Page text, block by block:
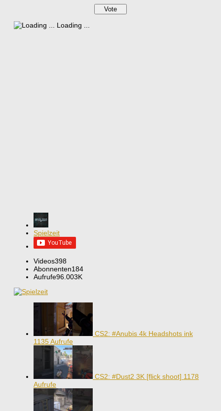
Loading ...
Spielzeit
Videos398
Abonnenten184
Aufrufe96.003K
CS2: #Anubis 4k Headshots ink
1135 Aufrufe
CS2: #Dust2 3K [flick shoot] 1178
Aufrufe